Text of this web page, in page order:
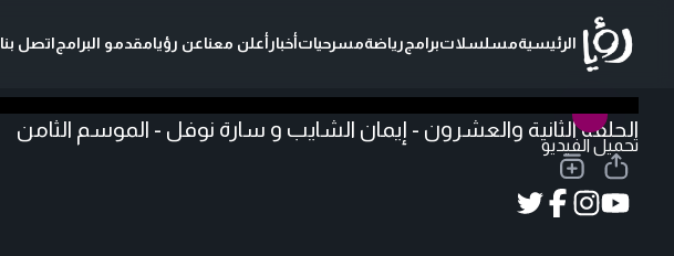
الرئيسيةمسلسلاتبرامجرياضةمسرحياتأخبارأعلن معناعن رؤيامقدمو البرامجاتصل بنا
تحميل الفيديو
الحلقة الثانية والعشرون - إيمان الشايب و سارة نوفل - الموسم الثامن